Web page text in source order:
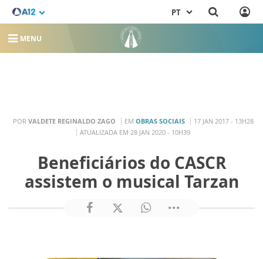
PT
MENU
POR VALDETE REGINALDO ZAGO EM OBRAS SOCIAIS
17 JAN 2017 - 13H28
ATUALIZADA EM 28 JAN 2020 - 10H39
Beneficiários do CASCR
assistem o musical Tarzan